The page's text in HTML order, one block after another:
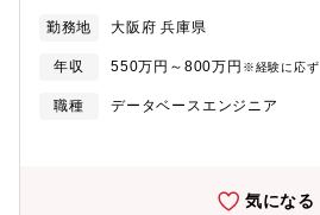
取り組める面白みがあると思います。
勤務地 大阪府 兵庫県
年収 550万円～800万円 ※経験に応ず
職種
データベースエンジニア
気になる